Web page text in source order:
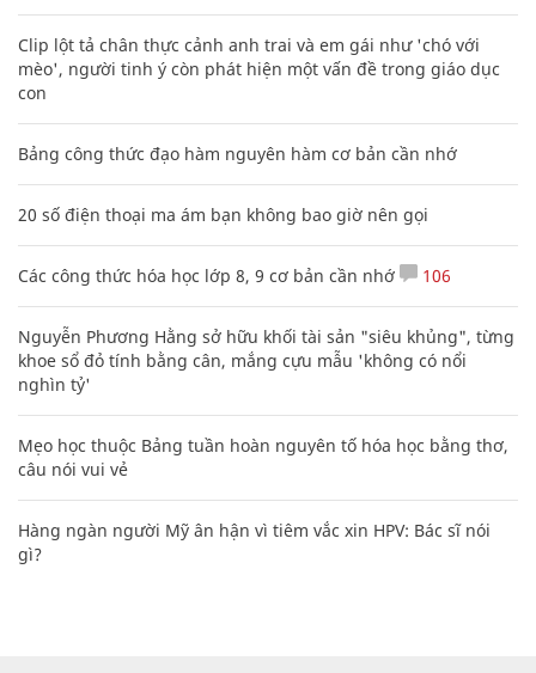
Clip lột tả chân thực cảnh anh trai và em gái như 'chó với
mèo', người tinh ý còn phát hiện một vấn đề trong giáo dục
con
Bảng công thức đạo hàm nguyên hàm cơ bản cần nhớ
20 số điện thoại ma ám bạn không bao giờ nên gọi
Các công thức hóa học lớp 8, 9 cơ bản cần nhớ 106
Nguyễn Phương Hằng sở hữu khối tài sản "siêu khủng", từng
khoe sổ đỏ tính bằng cân, mắng cựu mẫu 'không có nổi
nghìn tỷ'
Mẹo học thuộc Bảng tuần hoàn nguyên tố hóa học bằng thơ,
câu nói vui vẻ
Hàng ngàn người Mỹ ân hận vì tiêm vắc xin HPV: Bác sĩ nói
gì?